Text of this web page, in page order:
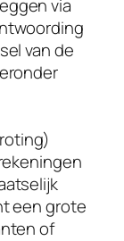
via
van de
een grote
of